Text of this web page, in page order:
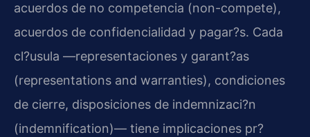
acuerdos de no competencia (non-compete),
acuerdos de confidencialidad y pagar?s. Cada
cl?usula —representaciones y garant?as
(representations and warranties), condiciones
de cierre, disposiciones de indemnizaci?n
(indemnification)— tiene implicaciones pr?